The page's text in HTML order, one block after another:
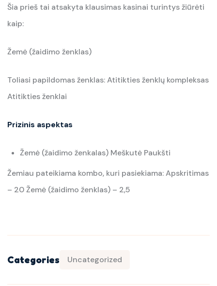
Šia prieš tai atsakyta klausimas kasinai turintys žiūrėti
kaip:
Žemė (žaidimo ženklas)
Toliasi papildomas ženklas: Atitikties ženklų kompleksas
Atitikties ženklai
Prizinis aspektas
Žemė (žaidimo ženkalas) Meškutė Paukšti
Žemiau pateikiama kombo, kuri pasiekiama: Apskritimas
– 20 Žemė (žaidimo ženklas) – 2,5
Categories Uncategorized